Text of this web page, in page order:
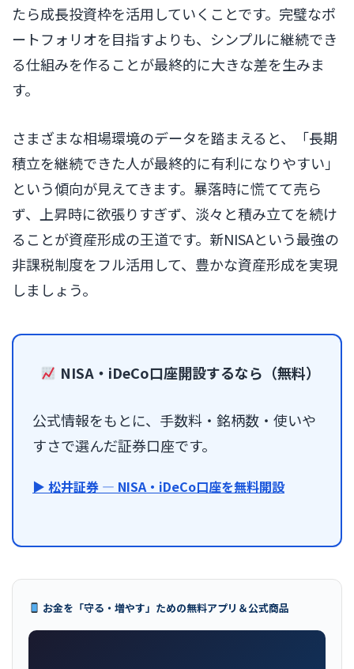
たら成長投資枠を活用していくことです。完璧なポ
ートフォリオを目指すよりも、シンプルに継続でき
る仕組みを作ることが最終的に大きな差を生みま
す。
さまざまな相場環境のデータを踏まえると、「長期
積立を継続できた人が最終的に有利になりやすい」
という傾向が見えてきます。暴落時に慌てて売ら
ず、上昇時に欲張りすぎず、淡々と積み立てを続け
ることが資産形成の王道です。新NISAという最強の
非課税制度をフル活用して、豊かな資産形成を実現
しましょう。
NISA・iDeCo口座開設するなら（無料）
公式情報をもとに、手数料・銘柄数・使いや
すさで選んだ証券口座です。
▶ 松井証券 — NISA・iDeCo口座を無料開設
お金を「守る・増やす」ための無料アプリ＆公式商品